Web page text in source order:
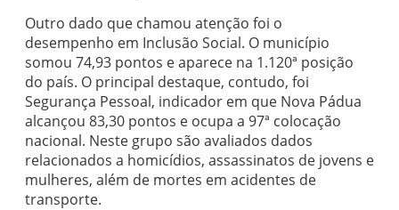
Outro dado que chamou atenção foi o
desempenho em Inclusão Social. O município
somou 74,93 pontos e aparece na 1.120ª posição
do país. O principal destaque, contudo, foi
Segurança Pessoal, indicador em que Nova Pádua
alcançou 83,30 pontos e ocupa a 97ª colocação
nacional. Neste grupo são avaliados dados
relacionados a homicídios, assassinatos de jovens e
mulheres, além de mortes em acidentes de
transporte.